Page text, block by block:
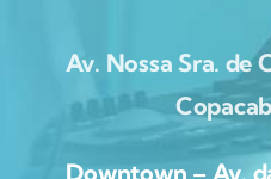
Av. Nossa Sra. de
Downtown – Av.